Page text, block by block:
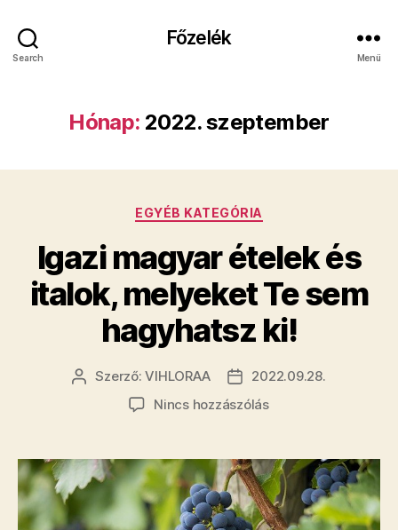
Search
Főzelék
Menü
Hónap: 2022. szeptember
Kategóriák
EGYÉB KATEGÓRIA
Igazi magyar ételek és
italok, melyeket Te sem
hagyhatsz ki!
Bejegyzés
szerzője
Szerző:VIHLORAA
Bejegyzés
dátuma
2022.09.28.
Nincs hozzászólása(z)
ételek
és
italok,
melyeket